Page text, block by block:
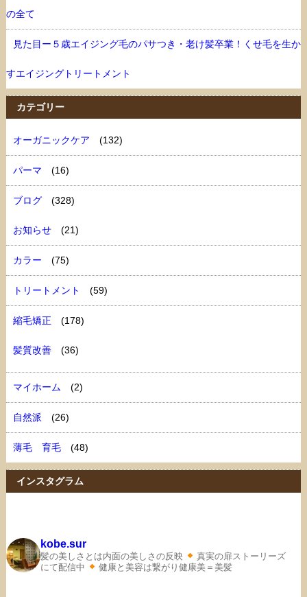
の全て
見た目ー５歳エイジング毛のパサつき・老け髪卒業！くせ毛を生か
すエイジングトリートメント
カテゴリー
オーガニックケア (132)
パーマ (16)
ブログ (328)
お知らせ (21)
カラー (75)
トリートメント (59)
縮毛矯正 (178)
髪質改善 (36)
マイホーム (2)
自然派 (26)
薄毛 育毛 (48)
インスタグラム
kobe.sur
髪の美しさとは内面の美しさの反映
真実の扉ストーリーズ
にて配信中
健康と美容は繋がり健康美＝美髪